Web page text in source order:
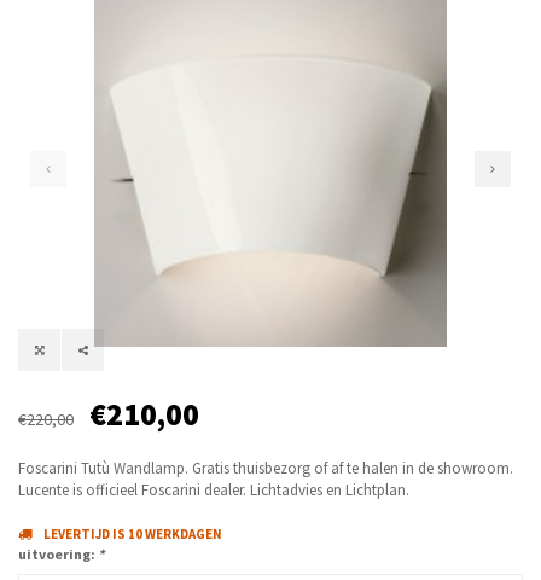
€220,00 €210,00
Foscarini Tutù Wandlamp. Gratis thuisbezorg of af te halen in de showroom.
Lucente is officieel Foscarini dealer. Lichtadvies en Lichtplan.
LEVERTIJD IS 10 WERKDAGEN
uitvoering: *